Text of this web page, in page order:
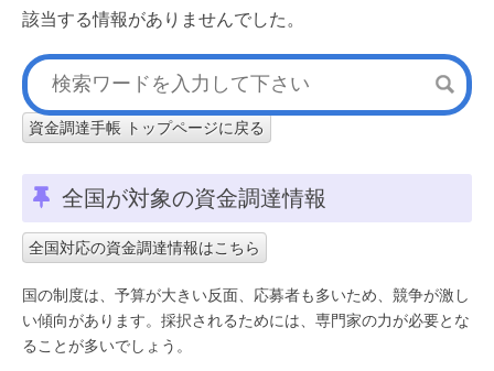
該当する情報がありませんでした。
資金調達手帳 トップページに戻る
全国が対象の資金調達情報
全国対応の資金調達情報はこちら
国の制度は、予算が大きい反面、応募者も多いため、競争が激し
い傾向があります。採択されるためには、専門家の力が必要とな
ることが多いでしょう。